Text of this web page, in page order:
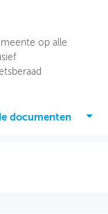
op alle
documenten